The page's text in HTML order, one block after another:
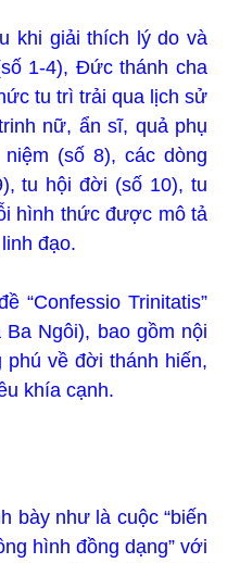
khi giải thích lý do và
1-4), Đức thánh cha
tu trì trải qua lịch sử
nữ, ẩn sĩ, quả phụ
(số 8), các dòng
tu hội đời (số 10), tu
hình thức được mô tả
đạo.
“Confessio Trinitatis”
Ngôi), bao gồm nội
phú về đời thánh hiến,
khía cạnh.
bày như là cuộc “biến
hình đồng dạng” với